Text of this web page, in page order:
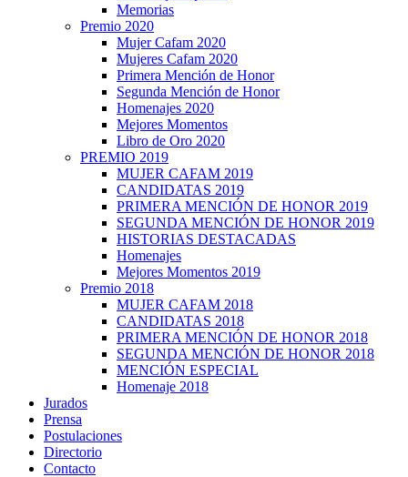
Memorias
Premio 2020
Mujer Cafam 2020
Mujeres Cafam 2020
Primera Mención de Honor
Segunda Mención de Honor
Homenajes 2020
Mejores Momentos
Libro de Oro 2020
PREMIO 2019
MUJER CAFAM 2019
CANDIDATAS 2019
PRIMERA MENCIÓN DE HONOR 2019
SEGUNDA MENCIÓN DE HONOR 2019
HISTORIAS DESTACADAS
Homenajes
Mejores Momentos 2019
Premio 2018
MUJER CAFAM 2018
CANDIDATAS 2018
PRIMERA MENCIÓN DE HONOR 2018
SEGUNDA MENCIÓN DE HONOR 2018
MENCIÓN ESPECIAL
Homenaje 2018
Jurados
Prensa
Postulaciones
Directorio
Contacto